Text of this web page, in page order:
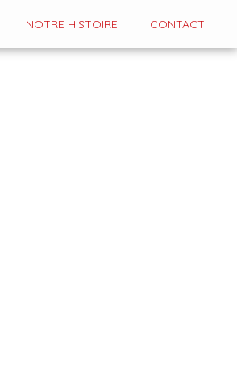
NOTRE HISTOIRE CONTACT